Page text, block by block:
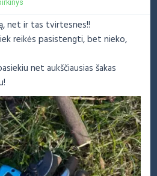
net ir tas tvirtesnes!!
reikės pasistengti, bet nieko,
net aukščiausias šakas